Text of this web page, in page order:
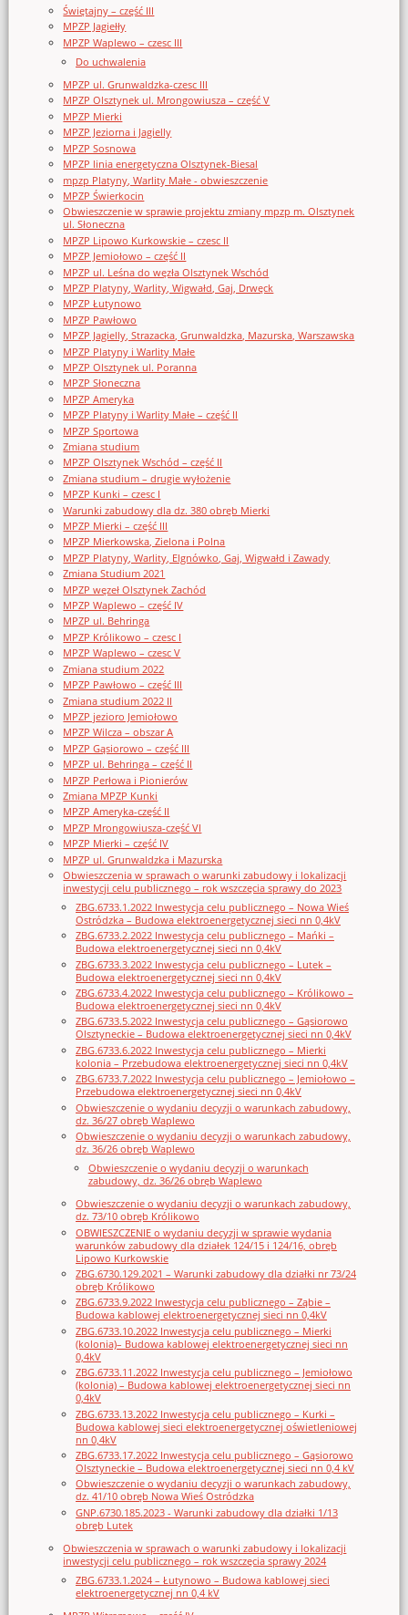
Świętajny – część III
MPZP Jagiełły
MPZP Waplewo – czesc III
Do uchwalenia
MPZP ul. Grunwaldzka-czesc III
MPZP Olsztynek ul. Mrongowiusza – część V
MPZP Mierki
MPZP Jeziorna i Jagielly
MPZP Sosnowa
MPZP linia energetyczna Olsztynek-Biesal
mpzp Platyny, Warlity Małe - obwieszczenie
MPZP Świerkocin
Obwieszczenie w sprawie projektu zmiany mpzp m. Olsztynek
ul. Słoneczna
MPZP Lipowo Kurkowskie – czesc II
MPZP Jemiołowo – część II
MPZP ul. Leśna do węzła Olsztynek Wschód
MPZP Platyny, Warlity, Wigwałd, Gaj, Drwęck
MPZP Łutynowo
MPZP Pawłowo
MPZP Jagielly, Strazacka, Grunwaldzka, Mazurska, Warszawska
MPZP Platyny i Warlity Małe
MPZP Olsztynek ul. Poranna
MPZP Słoneczna
MPZP Ameryka
MPZP Platyny i Warlity Małe – część II
MPZP Sportowa
Zmiana studium
MPZP Olsztynek Wschód – część II
Zmiana studium – drugie wyłożenie
MPZP Kunki – czesc I
Warunki zabudowy dla dz. 380 obręb Mierki
MPZP Mierki – część III
MPZP Mierkowska, Zielona i Polna
MPZP Platyny, Warlity, Elgnówko, Gaj, Wigwałd i Zawady
Zmiana Studium 2021
MPZP węzeł Olsztynek Zachód
MPZP Waplewo – część IV
MPZP ul. Behringa
MPZP Królikowo – czesc I
MPZP Waplewo – czesc V
Zmiana studium 2022
MPZP Pawłowo – część III
Zmiana studium 2022 II
MPZP jezioro Jemiołowo
MPZP Wilcza – obszar A
MPZP Gąsiorowo – część III
MPZP ul. Behringa – część II
MPZP Perłowa i Pionierów
Zmiana MPZP Kunki
MPZP Ameryka-część II
MPZP Mrongowiusza-część VI
MPZP Mierki – część IV
MPZP ul. Grunwaldzka i Mazurska
Obwieszczenia w sprawach o warunki zabudowy i lokalizacji
inwestycji celu publicznego – rok wszczęcia sprawy do 2023
ZBG.6733.1.2022 Inwestycja celu publicznego – Nowa Wieś
Ostródzka – Budowa elektroenergetycznej sieci nn 0,4kV
ZBG.6733.2.2022 Inwestycja celu publicznego – Mańki –
Budowa elektroenergetycznej sieci nn 0,4kV
ZBG.6733.3.2022 Inwestycja celu publicznego – Lutek –
Budowa elektroenergetycznej sieci nn 0,4kV
ZBG.6733.4.2022 Inwestycja celu publicznego – Królikowo –
Budowa elektroenergetycznej sieci nn 0,4kV
ZBG.6733.5.2022 Inwestycja celu publicznego – Gąsiorowo
Olsztyneckie – Budowa elektroenergetycznej sieci nn 0,4kV
ZBG.6733.6.2022 Inwestycja celu publicznego – Mierki
kolonia – Przebudowa elektroenergetycznej sieci nn 0,4kV
ZBG.6733.7.2022 Inwestycja celu publicznego – Jemiołowo –
Przebudowa elektroenergetycznej sieci nn 0,4kV
Obwieszczenie o wydaniu decyzji o warunkach zabudowy,
dz. 36/27 obręb Waplewo
Obwieszczenie o wydaniu decyzji o warunkach zabudowy,
dz. 36/26 obręb Waplewo
Obwieszczenie o wydaniu decyzji o warunkach
zabudowy, dz. 36/26 obręb Waplewo
Obwieszczenie o wydaniu decyzji o warunkach zabudowy,
dz. 73/10 obręb Królikowo
OBWIESZCZENIE o wydaniu decyzji w sprawie wydania
warunków zabudowy dla działek 124/15 i 124/16, obręb
Lipowo Kurkowskie
ZBG.6730.129.2021 – Warunki zabudowy dla działki nr 73/24
obręb Królikowo
ZBG.6733.9.2022 Inwestycja celu publicznego – Ząbie –
Budowa kablowej elektroenergetycznej sieci nn 0,4kV
ZBG.6733.10.2022 Inwestycja celu publicznego – Mierki
(kolonia)– Budowa kablowej elektroenergetycznej sieci nn
0,4kV
ZBG.6733.11.2022 Inwestycja celu publicznego – Jemiołowo
(kolonia) – Budowa kablowej elektroenergetycznej sieci nn
0,4kV
ZBG.6733.13.2022 Inwestycja celu publicznego – Kurki –
Budowa kablowej sieci elektroenergetycznej oświetleniowej
nn 0,4kV
ZBG.6733.17.2022 Inwestycja celu publicznego – Gąsiorowo
Olsztyneckie – Budowa elektroenergetycznej sieci nn 0,4 kV
Obwieszczenie o wydaniu decyzji o warunkach zabudowy,
dz. 41/10 obręb Nowa Wieś Ostródzka
GNP.6730.185.2023 - Warunki zabudowy dla działki 1/13
obręb Lutek
Obwieszczenia w sprawach o warunki zabudowy i lokalizacji
inwestycji celu publicznego – rok wszczęcia sprawy 2024
ZBG.6733.1.2024 – Łutynowo – Budowa kablowej sieci
elektroenergetycznej nn 0,4 kV